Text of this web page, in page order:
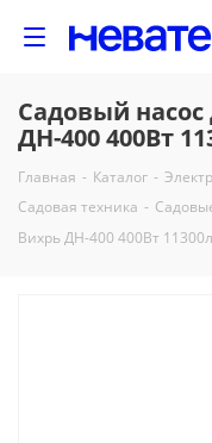
Садовый
ДН-400 400Вт
Главная - Каталог -
Садовая техника -
Вихрь ДН-400 400Вт